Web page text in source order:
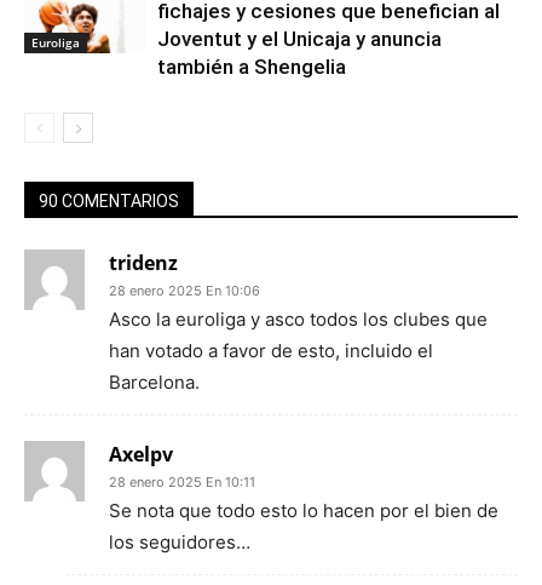
Euroliga
fichajes y cesiones que benefician al
Joventut y el Unicaja y anuncia
también a Shengelia
90 COMENTARIOS
tridenz
28 enero 2025 En 10:06
Asco la euroliga y asco todos los clubes que
han votado a favor de esto, incluido el
Barcelona.
Axelpv
28 enero 2025 En 10:11
Se nota que todo esto lo hacen por el bien de
los seguidores…